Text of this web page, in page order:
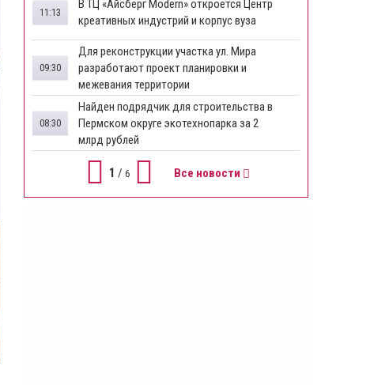
​В ТЦ «Айсберг Modern» откроется Центр
креативных индустрий и корпус вуза
11:13
Для реконструкции участка ул. Мира
разработают проект планировки и
межевания территории
09:30
Найден подрядчик для строительства в
Пермском округе экотехнопарка за 2
млрд рублей
08:30
1 / 6 Все новости